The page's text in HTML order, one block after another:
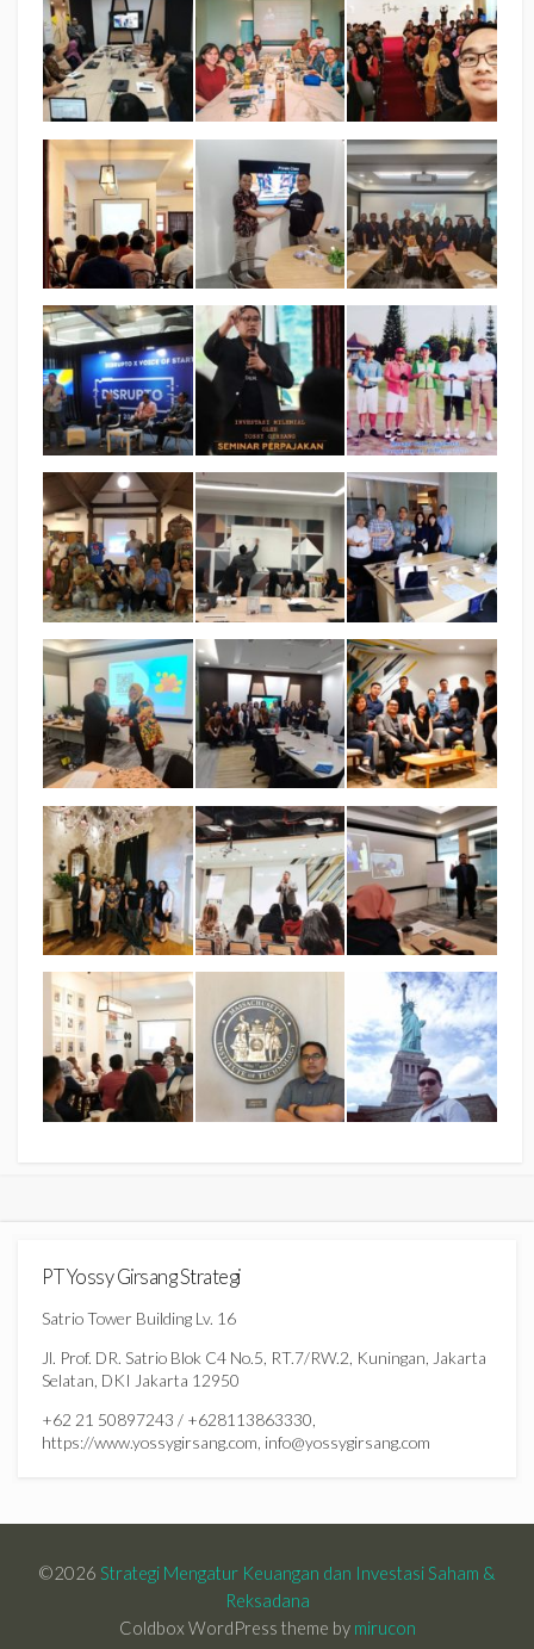
PT Yossy Girsang Strategi
Satrio Tower Building Lv. 16
Jl. Prof. DR. Satrio Blok C4 No.5, RT.7/RW.2, Kuningan, Jakarta
Selatan, DKI Jakarta 12950
+62 21 50897243 / +628113863330,
https://www.yossygirsang.com, info@yossygirsang.com
©2026 Strategi Mengatur Keuangan dan Investasi Saham &
Reksadana
Coldbox WordPress theme by mirucon